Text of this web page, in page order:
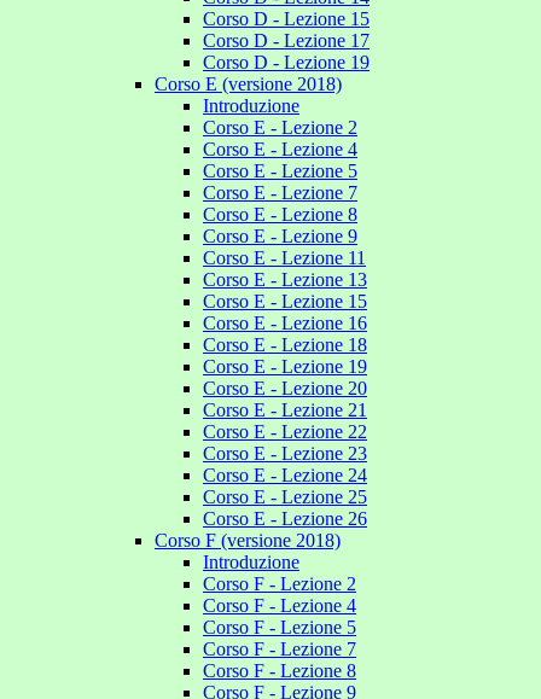
Corso D - Lezione 15
Corso D - Lezione 17
Corso D - Lezione 19
Corso E (versione 2018)
Introduzione
Corso E - Lezione 2
Corso E - Lezione 4
Corso E - Lezione 5
Corso E - Lezione 7
Corso E - Lezione 8
Corso E - Lezione 9
Corso E - Lezione 11
Corso E - Lezione 13
Corso E - Lezione 15
Corso E - Lezione 16
Corso E - Lezione 18
Corso E - Lezione 19
Corso E - Lezione 20
Corso E - Lezione 21
Corso E - Lezione 22
Corso E - Lezione 23
Corso E - Lezione 24
Corso E - Lezione 25
Corso E - Lezione 26
Corso F (versione 2018)
Introduzione
Corso F - Lezione 2
Corso F - Lezione 4
Corso F - Lezione 5
Corso F - Lezione 7
Corso F - Lezione 8
Corso F - Lezione 9